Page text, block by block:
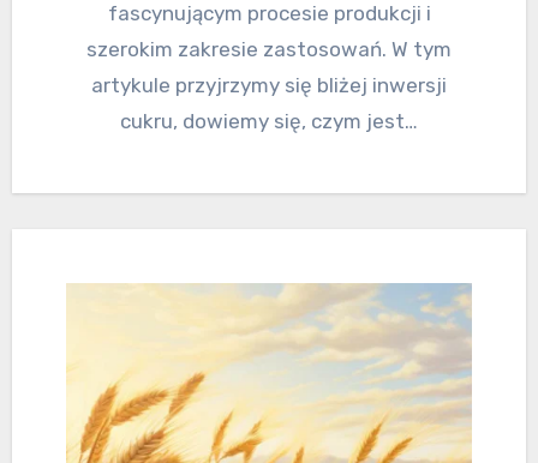
fascynującym procesie produkcji i
szerokim zakresie zastosowań. W tym
artykule przyjrzymy się bliżej inwersji
cukru, dowiemy się, czym jest…